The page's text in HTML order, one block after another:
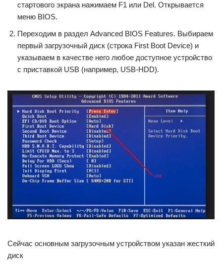
стартового экрана нажимаем F1 или Del. Открывается
меню BIOS.
Переходим в раздел Advanced BIOS Features. Выбираем
первый загрузочный диск (строка First Boot Device) и
указываем в качестве него любое доступное устройство
с приставкой USB (например, USB-HDD).
Сейчас основным загрузочным устройством указан жесткий
диск